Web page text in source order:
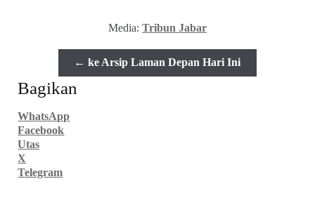
Media: Tribun Jabar
← ke Arsip Laman Depan Hari Ini
Bagikan
WhatsApp
Facebook
Utas
X
Telegram